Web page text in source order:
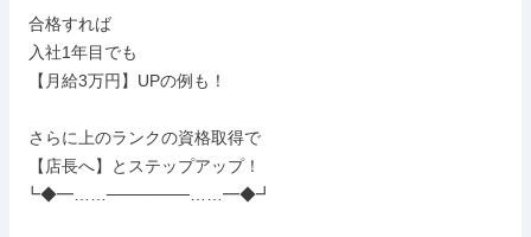
┗◆━……───────……━◆┛